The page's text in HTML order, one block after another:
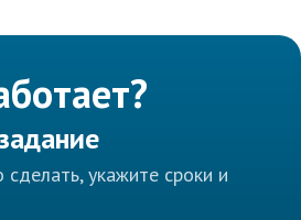
укажите сроки и